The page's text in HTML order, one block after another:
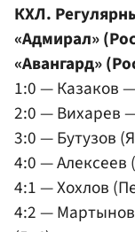
КХЛ.
«Адмирал»
«Авангард»
1:0 — Казаков
2:0 — Вихарев
3:0 — Бутузов
4:0 —
4:1 — Хохлов
4:2 —